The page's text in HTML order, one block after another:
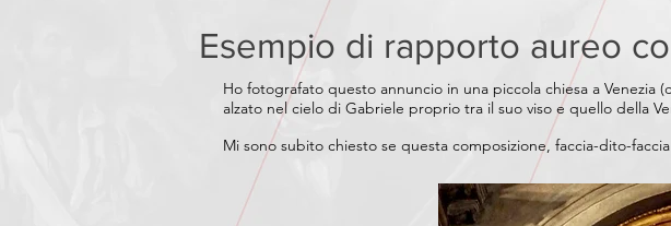
Esempio di rapporto aureo
Ho fotografato questo annuncio in una piccola chiesa a
alzato nel cielo di Gabriele proprio tra il suo viso e quello della
Mi sono subito chiesto se questa composizione, faccia-dito-